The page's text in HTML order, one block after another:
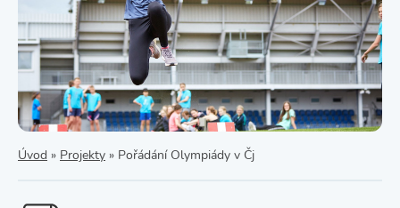
Úvod » Projekty » Pořádání Olympiády v Čj